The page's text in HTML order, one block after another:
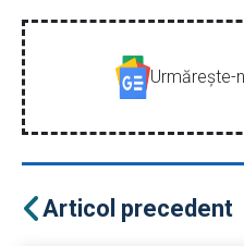
Urmăreşte-
Articol precedent